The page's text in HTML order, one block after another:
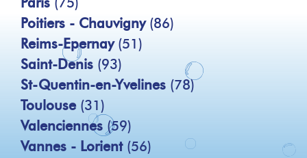
Poitiers - Chauvigny (86)
Reims-Epernay (51)
Saint-Denis (93)
St-Quentin-en-Yvelines (78)
Toulouse (31)
Valenciennes (59)
Vannes - Lorient (56)